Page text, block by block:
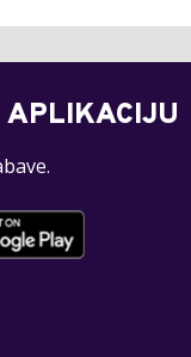
APLIKACIJU